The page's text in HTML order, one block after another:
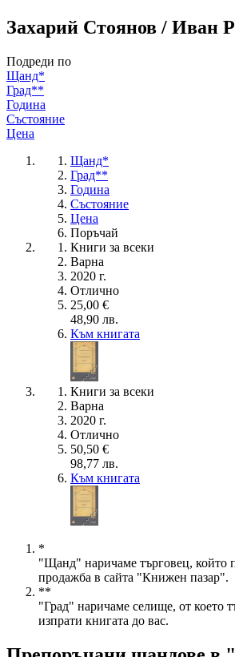
Захарий Стоянов / Иван
Подреди по
Щанд*
Град**
Година
Състояние
Цена
Щанд*
Град**
Година
Състояние
Цена
Поръчай
Книги за всеки
Варна
2020 г.
Отлично
25,00 €
48,90 лв.
Към книгата
Книги за всеки
Варна
2020 г.
Отлично
50,50 €
98,77 лв.
Към книгата
*
"Щанд" наричаме търговец, който
продажба в сайта "Книжен пазар".
**
"Град" наричаме селище, от което
изпрати книгата до вас.